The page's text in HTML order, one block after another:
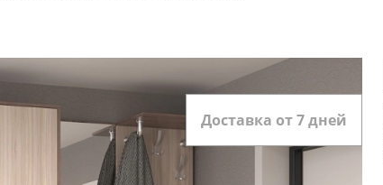
Доставка от 7 дней